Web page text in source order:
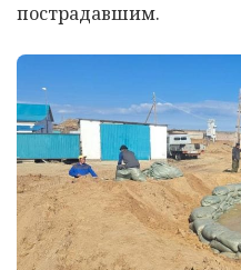
пострадавшим.